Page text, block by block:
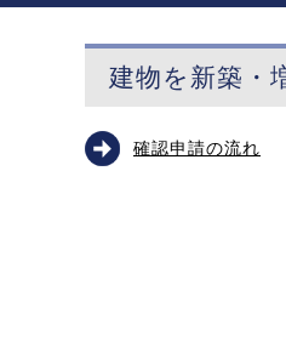
建物を新築・
確認申請の流れ